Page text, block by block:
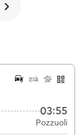
03:55
Pozzuoli